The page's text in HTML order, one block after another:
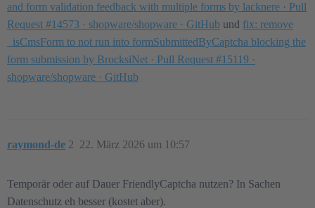
and form validation feedback with multiple forms by lacknere · Pull
Request #14573 · shopware/shopware · GitHub und fix: remove
_isCmsForm to not run into formSubmittedByCaptcha blocking the
form submission by BrocksiNet · Pull Request #15119 ·
shopware/shopware · GitHub
raymond-de 22. März 2026 um 10:57
2
Temporär oder auf Dauer FriendlyCaptcha nutzen? In Sachen
Datenschutz eh besser (kostet aber).